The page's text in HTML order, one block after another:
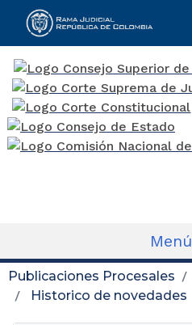
Rama Judicial
Menú
Publicaciones Procesales
Historico de novedades